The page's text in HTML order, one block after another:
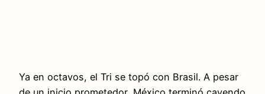
Ya en octavos, el Tri se topó con Brasil. A pesar